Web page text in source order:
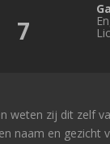
7
zij dit zelf
naam en